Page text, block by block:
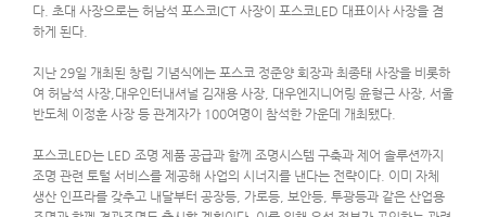
다. 초대 사장으로는 허남석 포스코ICT 사장이 포스코LED 대표이사 사장을 겸
하게 된다.
지난 29일 개최된 창립 기념식에는 포스코 정준양 회장과 최종태 사장을 비롯하
여 허남석 사장,대우인터내셔널 김재용 사장, 대우엔지니어링 윤형근 사장, 서울
반도체 이정훈 사장 등 관계자가 100여명이 참석한 가운데 개최됐다.
포스코LED는 LED 조명 제품 공급과 함께 조명시스템 구축과 제어 솔루션까지
조명 관련 토털 서비스를 제공해 사업의 시너지를 낸다는 전략이다. 이미 자체
생산 인프라를 갖추고 내달부터 공장등, 가로등, 보안등, 투광등과 같은 산업용